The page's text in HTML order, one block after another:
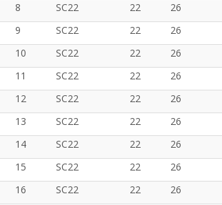
8 SC22 22 26
9 SC22 22 26
10 SC22 22 26
11 SC22 22 26
12 SC22 22 26
13 SC22 22 26
14 SC22 22 26
15 SC22 22 26
16 SC22 22 26